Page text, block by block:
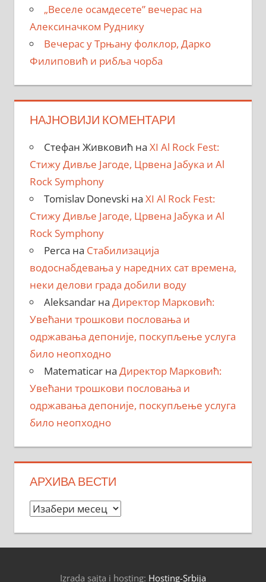
„Веселе осамдесете” вечерас на
Алексиначком Руднику
Вечерас у Трњану фолклор, Дарко
Филиповић и рибља чорба
НАЈНОВИЈИ КОМЕНТАРИ
Стефан Живковић на XI Al Rock Fest:
Стижу Дивље Јагоде, Црвена Јабука и Al
Rock Symphony
Tomislav Donevski на XI Al Rock Fest:
Стижу Дивље Јагоде, Црвена Јабука и Al
Rock Symphony
Perca на Стабилизација
водоснабдевања у наредних сат времена,
неки делови града добили воду
Aleksandarна Директор Марковић:
Увећани трошкови пословања и
одржавања депоније, поскупљење услуга
било неопходно
Matematicarна Директор Марковић:
Увећани трошкови пословања и
одржавања депоније, поскупљење услуга
било неопходно
АРХИВА ВЕСТИ
Архива
Izrada sajta i hosting: Hosting-Srbija